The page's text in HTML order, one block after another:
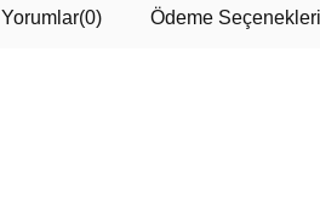
Yorumlar(0) Ödeme Seçenekleri